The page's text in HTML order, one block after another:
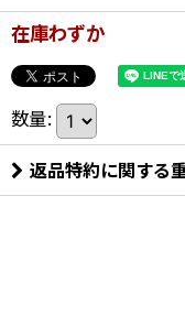
在庫わずか
数量:
返品特約に関する